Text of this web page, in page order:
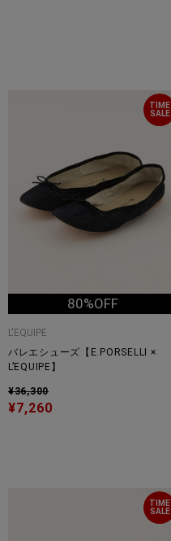
TIME
SALE
80%OFF
L'EQUIPE
バレエシューズ【E.PORSELLI ×
L’EQUIPE】
¥36,300
¥7,260
TIME
SALE